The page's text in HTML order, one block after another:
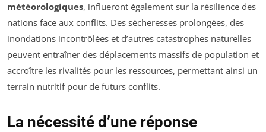
météorologiques, influeront également sur la résilience des
nations face aux conflits. Des sécheresses prolongées, des
inondations incontrôlées et d’autres catastrophes naturelles
peuvent entraîner des déplacements massifs de population et
accroître les rivalités pour les ressources, permettant ainsi un
terrain nutritif pour de futurs conflits.
La nécessité d’une réponse